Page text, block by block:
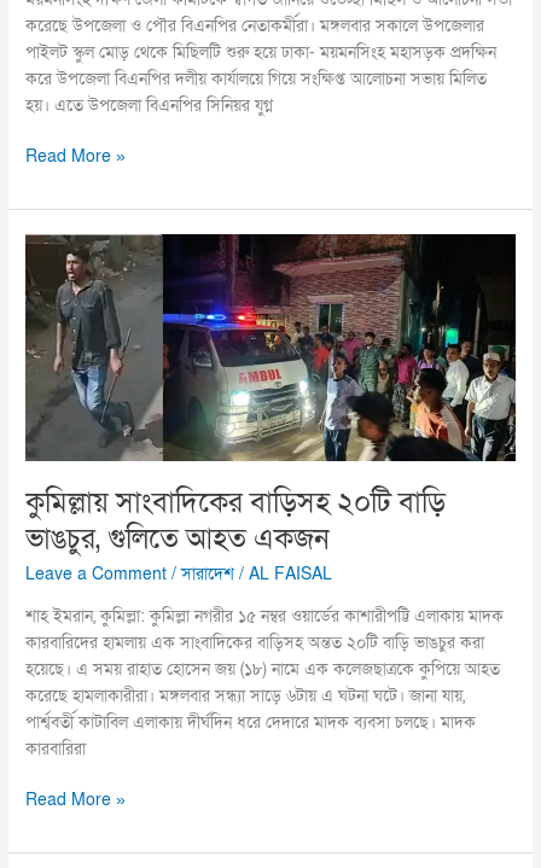
করেছে উপজেলা ও পৌর বিএনপির নেতাকর্মীরা। মঙ্গলবার সকালে উপজেলার
পাইলট স্কুল মোড় থেকে মিছিলটি শুরু হয়ে ঢাকা- ময়মনসিংহ মহাসড়ক প্রদক্ষিন
করে উপজেলা বিএনপির দলীয় কার্যালয়ে গিয়ে সংক্ষিপ্ত আলোচনা সভায় মিলিত
হয়। এতে উপজেলা বিএনপির সিনিয়র যুগ্ন
Read More »
কুমিল্লায় সাংবাদিকের বাড়িসহ ২০টি বাড়ি
ভাঙচুর, গুলিতে আহত একজন
Leave a Comment /সারাদেশ /AL FAISAL
শাহ ইমরান, কুমিল্লা: কুমিল্লা নগরীর ১৫ নম্বর ওয়ার্ডের কাশারীপট্টি এলাকায় মাদক
কারবারিদের হামলায় এক সাংবাদিকের বাড়িসহ অন্তত ২০টি বাড়ি ভাঙচুর করা
হয়েছে। এ সময় রাহাত হোসেন জয় (১৮) নামে এক কলেজছাত্রকে কুপিয়ে আহত
করেছে হামলাকারীরা। মঙ্গলবার সন্ধ্যা সাড়ে ৬টায় এ ঘটনা ঘটে। জানা যায়,
পার্শ্ববর্তী কাটাবিল এলাকায় দীর্ঘদিন ধরে দেদারে মাদক ব্যবসা চলছে। মাদক
কারবারিরা
কুমিল্লায়
সাংবাদিকের
বাড়িসহ
২০টি
বাড়ি
ভাঙচুর,
গুলিতে
আহত
একজন
Read More »